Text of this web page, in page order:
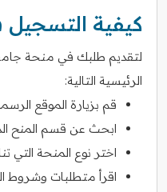
كيفية
لتقديم طلبك في منحة
الرئيسية التالية:
قم بزيارة الموقع
ابحث عن قسم المنح
اختر نوع المنحة التي
اقرأ متطلبات وشروط